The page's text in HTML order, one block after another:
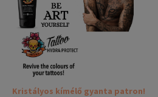
Kristályos kímélő gyanta patron!